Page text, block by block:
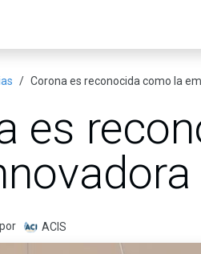
Corona es reconocida como la
es
por ACIS